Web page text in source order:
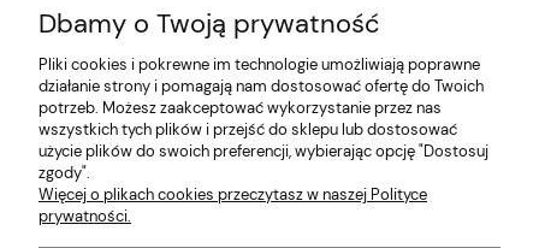
Opinie o produkcie (0)
Informacje
Płatności i dostawa
Dbamy o Twoją prywatność
Pliki cookies i pokrewne im technologie umożliwiają poprawne
działanie strony i pomagają nam dostosować ofertę do Twoich
potrzeb. Możesz zaakceptować wykorzystanie przez nas
wszystkich tych plików i przejść do sklepu lub dostosować
użycie plików do swoich preferencji, wybierając opcję "Dostosuj
zgody".
Więcej o plikach cookies przeczytasz w naszej Polityce
prywatności.